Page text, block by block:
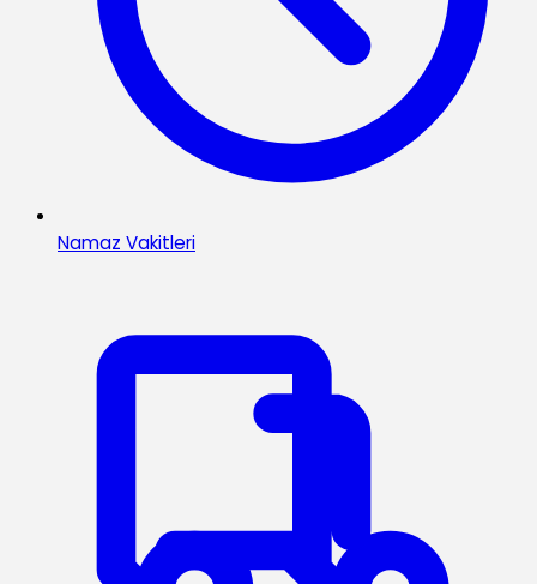
Namaz Vakitleri